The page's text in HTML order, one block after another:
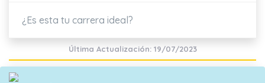
¿Es esta tu carrera ideal?
Última Actualización: 19/07/2023